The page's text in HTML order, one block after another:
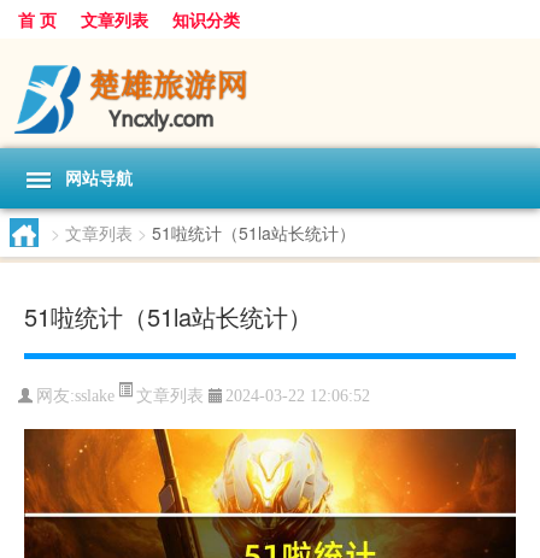
首 页 文章列表 知识分类
网站导航
> 文章列表 > 51啦统计（51la站长统计）
51啦统计（51la站长统计）
网友:sslake 文章列表 2024-03-22 12:06:52